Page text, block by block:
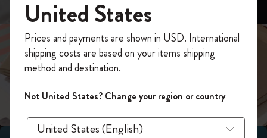
スライド表示2
スライド表示3
「WELCOME10」を入力すると、初回注
文が10%オフ＋送料無料になります。セ
ール・アウトレット品は適用外。
Moleskineアカウントを作成して限定オフ
ァーや会員特典、さらに多くのインスピ
レーションを手に入れましょう。
United States
Prices and payments are shown in USD. International
shipping costs are based on your items shipping
method and destination.
Not United States? Change your region or country